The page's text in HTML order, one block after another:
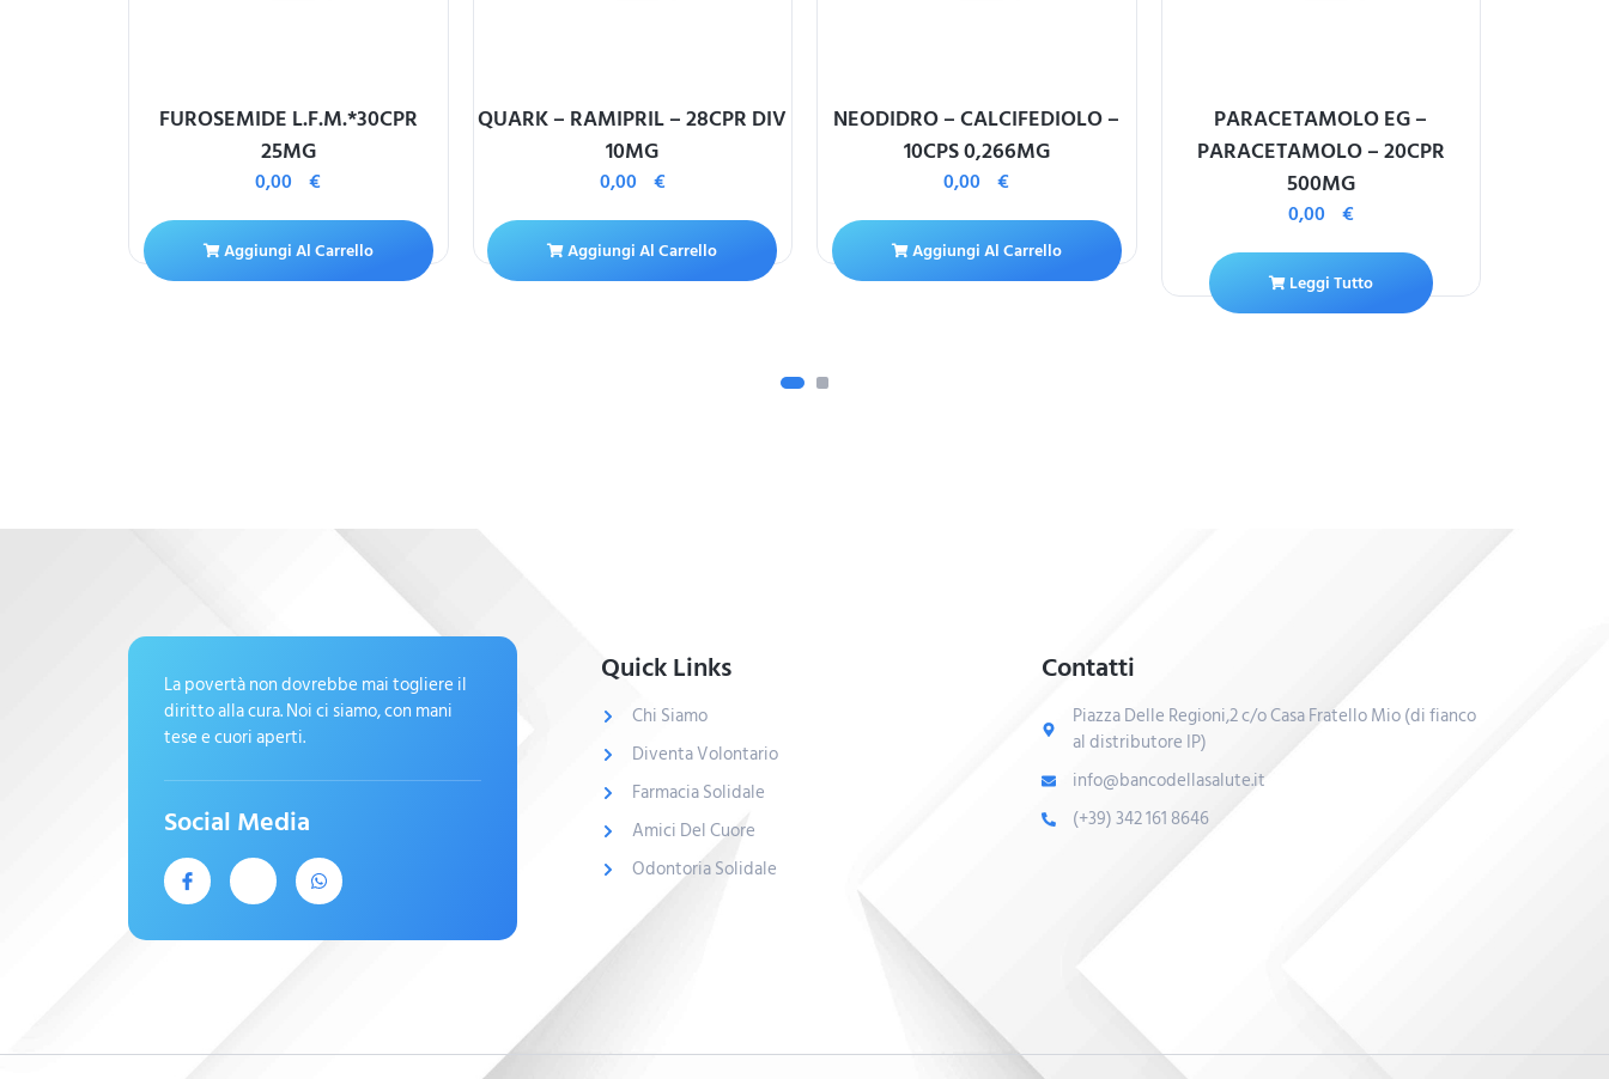
FUROSEMIDE L.F.M.*30CPR
25MG
0,00€
Aggiungi Al Carrello
QUARK – RAMIPRIL – 28CPR DIV
10MG
0,00 €
Aggiungi Al Carrello
NEODIDRO – CALCIFEDIOLO –
10CPS 0,266MG
0,00€
Aggiungi Al Carrello
PARACETAMOLO EG –
PARACETAMOLO – 20CPR
500MG
0,00 €
Leggi Tutto
La povertà non dovrebbe mai togliere il
diritto alla cura. Noi ci siamo, con mani
tese e cuori aperti.
Social Media
Quick Links
Chi Siamo
Diventa Volontario
Farmacia Solidale
Amici Del Cuore
Odontoria Solidale
Contatti
Piazza Delle Regioni,2 c/o Casa Fratello Mio (di fianco
al distributore IP)
info@bancodellasalute.it
(+39) 342 161 8646